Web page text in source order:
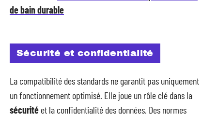
de bain durable
Sécurité et confidentialité
La compatibilité des standards ne garantit pas uniquement
un fonctionnement optimisé. Elle joue un rôle clé dans la
sécurité et la confidentialité des données. Des normes